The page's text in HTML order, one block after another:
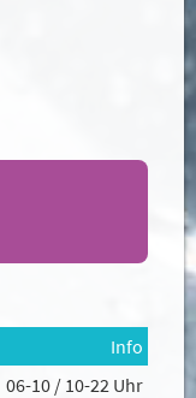
Info
06-10 / 10-22 Uhr